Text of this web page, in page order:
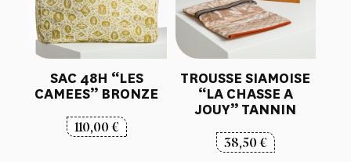
SAC 48H “LES
CAMEES” BRONZE
110,00€
TROUSSE SIAMOISE
“LA CHASSE A
JOUY” TANNIN
38,50€